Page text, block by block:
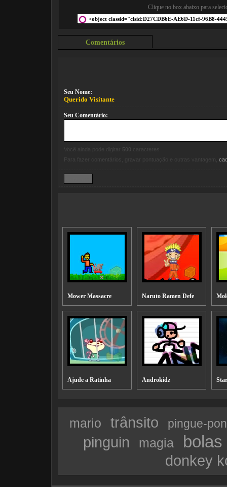
Clique no box abaixo para
Comentários
Seu Nome:
Querido Visitante
Seu Comentário:
500
Para fazer comentários, gravar pontuação e outras vantagem,
Mower Massacre Naruto Ramen Defe
Ajude a Ratinha Androkidz
mario trânsito pingue-
pinguin magia bolas
donkey